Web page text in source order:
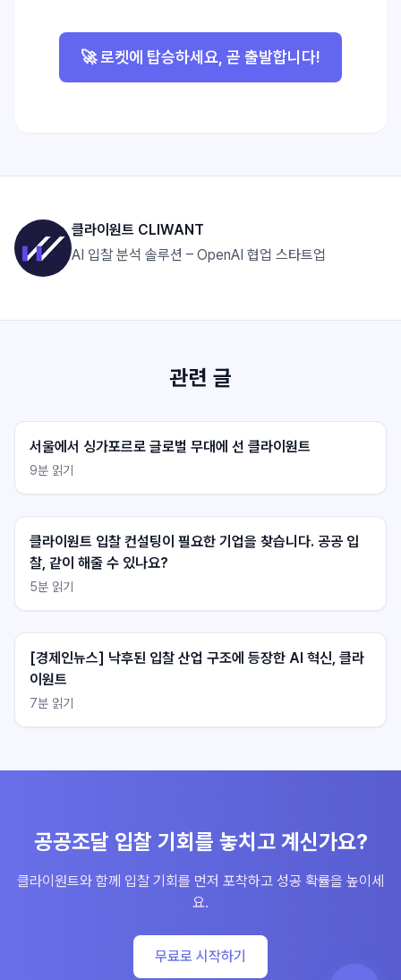
🚀 로켓에 탑승하세요, 곧 출발합니다!
클라이원트 CLIWANT
AI 입찰 분석 솔루션 – OpenAI 협업 스타트업
관련 글
서울에서 싱가포르로 글로벌 무대에 선 클라이원트
9분 읽기
클라이원트 입찰 컨설팅이 필요한 기업을 찾습니다. 공공 입
찰, 같이 해줄 수 있나요?
5분 읽기
[경제인뉴스] 낙후된 입찰 산업 구조에 등장한 AI 혁신, 클라
이원트
7분 읽기
공공조달 입찰 기회를 놓치고 계신가요?
클라이원트와 함께 입찰 기회를 먼저 포착하고 성공 확률을 높이세
요.
무료로 시작하기